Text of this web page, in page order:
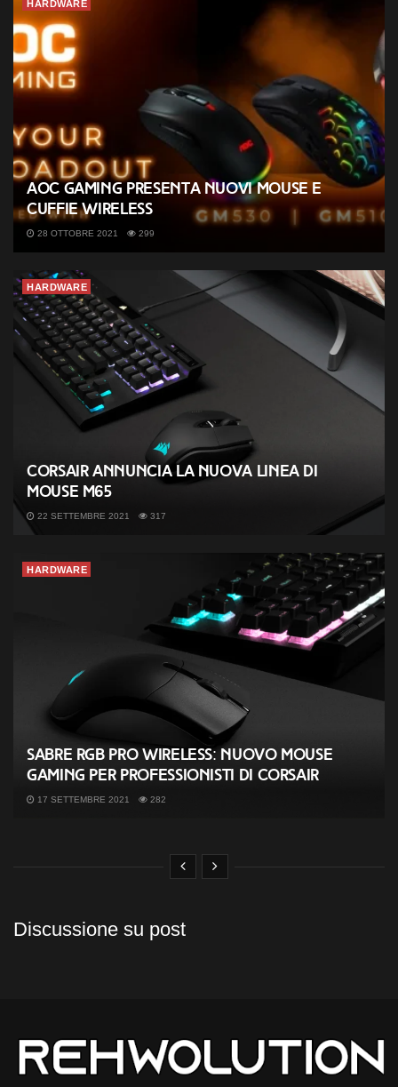
HARDWARE
AOC Gaming presenta nuovi mouse e
cuffie wireless
28 OTTOBRE 2021 299
HARDWARE
CORSAIR annuncia la nuova linea di
mouse M65
22 SETTEMBRE 2021 317
HARDWARE
SABRE RGB PRO WIRELESS: nuovo mouse
gaming per professionisti di CORSAIR
17 SETTEMBRE 2021 282
Discussione su post